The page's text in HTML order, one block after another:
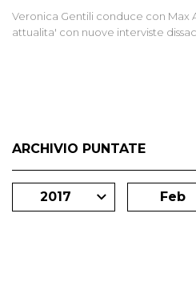
Veronica Gentili conduce con Max
attualita' con nuove interviste
ARCHIVIO PUNTATE
2017 Feb